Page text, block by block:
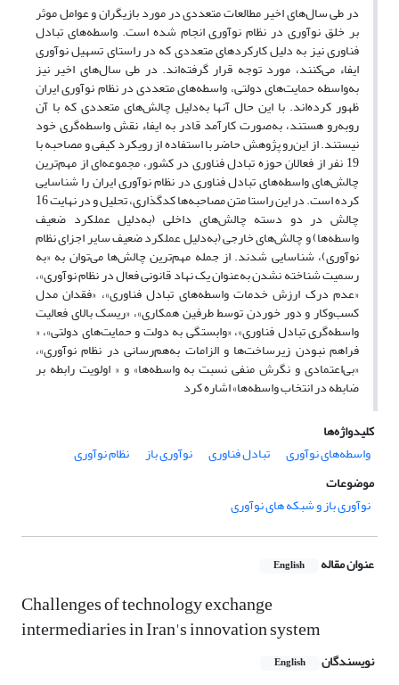
در طی سال‌های اخیر مطالعات متعددی در مورد بازیگران و عوامل موثر
بر خلق نوآوری در نظام نوآوری انجام شده است. واسطه‌های تبادل
فناوری نیز به دلیل کارکردهای متعددی که در راستای تسهیل نوآوری
ایفاء می‌کنند، مورد توجه قرار گرفته‌اند. در طی سال‌های اخیر نیز
به‌واسطه حمایت‌های دولتی، واسطه‌های متعددی در نظام نوآوری ایران
ظهور کرده‌اند. با این حال آنها به‌دلیل چالش‌های متعددی که با آن
روبه‌رو هستند، به‌صورت کارآمد قادر به ایفاء نقش واسطه‌گری خود
نیستند. از این‌رو پژوهش حاضر با استفاده از رویکرد کیفی و مصاحبه با
19 نفر از فعالان حوزه تبادل فناوری در کشور، مجموعه‌ای از مهم‌ترین
چالش‌های واسطه‌های تبادل فناوری در نظام نوآوری ایران را شناسایی
کرده است. در این راستا متن مصاحبه‌ها کدگذاری، تحلیل و در نهایت 16
چالش در دو دسته چالش‌های داخلی (به‌دلیل عملکرد ضعیف
واسطه‌ها) و چالش‌های خارجی (به‌دلیل عملکرد ضعیف سایر اجزای نظام
نوآوری)، شناسایی شدند. از جمله مهم‌ترین چالش‌ها می‌توان به «به
رسمیت شناخته نشدن به‌عنوان یک نهاد قانونی فعال در نظام نوآوری»،
«عدم درک ارزش خدمات واسطه‌های تبادل فناوری»، «فقدان مدل
کسب‌وکار و دور خوردن توسط طرفین همکاری»، «ریسک بالای فعالیت
واسطه‌گری تبادل فناوری»، «وابستگی به دولت و حمایت‌های دولتی»، «
فراهم نبودن زیرساخت‌ها و الزامات به‌هم‌رسانی در نظام نوآوری»،
«بی‌اعتمادی و نگرش منفی نسبت به واسطه‌ها» و « اولویت رابطه بر
ضابطه در انتخاب واسطه‌ها» اشاره کرد
کلیدواژه‌ها
واسطه‌های نوآوری
تبادل فناوری نوآوری باز
نظام نوآوری
موضوعات
نوآوری باز و شبکه های نوآوری
عنوان مقاله English
Challenges of technology exchange
intermediaries in Iran's innovation system
نویسندگان English